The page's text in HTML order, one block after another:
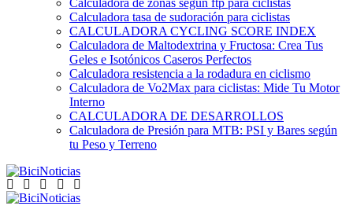
Calculadora de zonas según ftp para ciclistas
Calculadora tasa de sudoración para ciclistas
CALCULADORA CYCLING SCORE INDEX
Calculadora de Maltodextrina y Fructosa: Crea Tus
Geles e Isotónicos Caseros Perfectos
Calculadora resistencia a la rodadura en ciclismo
Calculadora de Vo2Max para ciclistas: Mide Tu Motor
Interno
CALCULADORA DE DESARROLLOS
Calculadora de Presión para MTB: PSI y Bares según
tu Peso y Terreno